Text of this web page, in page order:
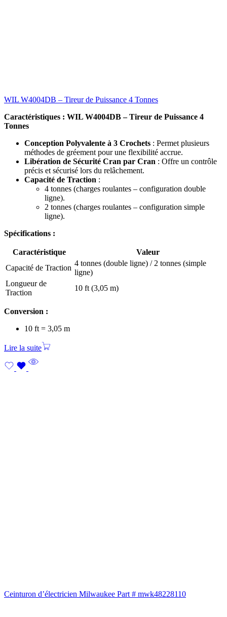
WIL W4004DB – Tireur de Puissance 4 Tonnes
Caractéristiques : WIL W4004DB – Tireur de Puissance 4
Tonnes
Conception Polyvalente à 3 Crochets : Permet plusieurs
méthodes de gréement pour une flexibilité accrue.
Libération de Sécurité Cran par Cran : Offre un contrôle
précis et sécurisé lors du relâchement.
Capacité de Traction :
4 tonnes (charges roulantes – configuration double
ligne).
2 tonnes (charges roulantes – configuration simple
ligne).
Spécifications :
Caractéristique
Valeur
Capacité de Traction
4 tonnes (double ligne) / 2 tonnes (simple
ligne)
Longueur de
Traction
10 ft (3,05 m)
Conversion :
10 ft = 3,05 m
Lire la suite
Ceinturon d’électricien Milwaukee Part # mwk48228110